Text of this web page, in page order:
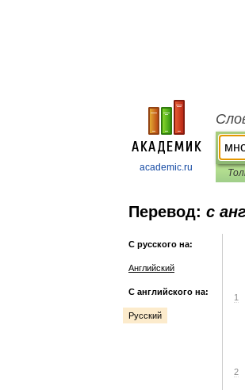
academic.ru
Перевод: с
С русского на:
Английский
С английского на:
Русский
1
2